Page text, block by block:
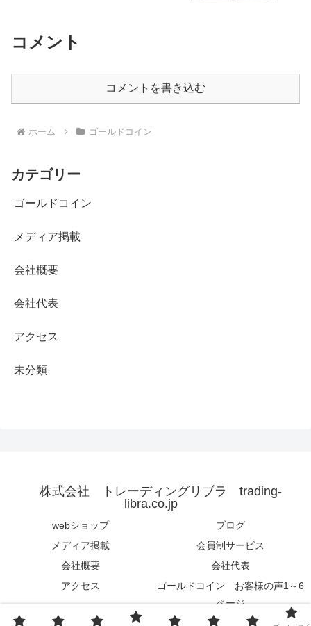
コメント
コメントを書き込む
ホーム ゴールドコイン
カテゴリー
ゴールドコイン
メディア掲載
会社概要
会社代表
アクセス
未分類
株式会社 トレーディングリブラ trading-
libra.co.jp
webショップ
ブログ
メディア掲載
会員制サービス
会社概要
会社代表
アクセス
ゴールドコイン お客様の声1～6
ページ